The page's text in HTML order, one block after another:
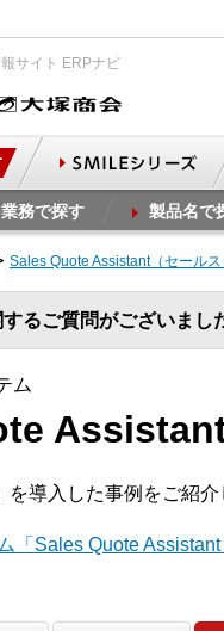
サイト ERPナビ
業務で探す 製品名で
Sales Quote Assistant（セールス
るご質問がございまし
ム
を導入した事例をご紹介
「Sales Quote